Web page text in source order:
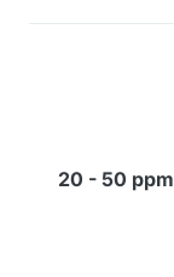
20 - 50 ppm